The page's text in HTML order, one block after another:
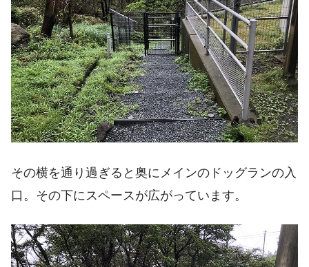
その横を通り過ぎると奥にメインのドッグランの入
口。その下にスペースが広がっています。